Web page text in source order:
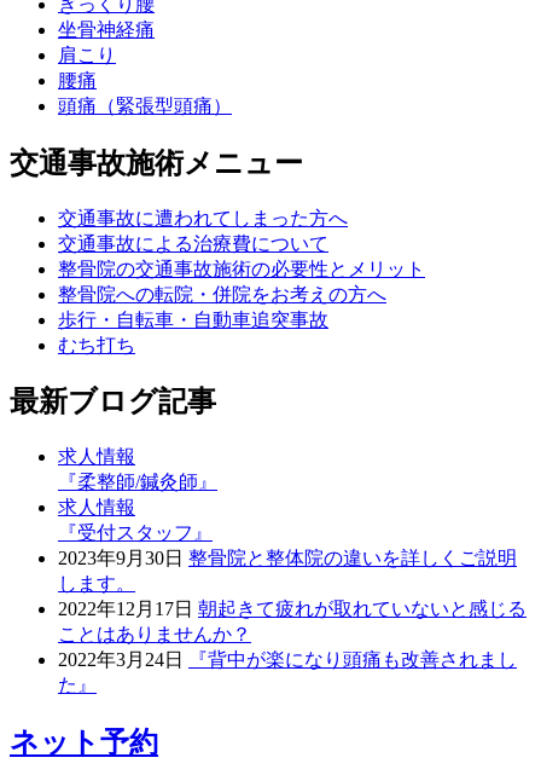
坐骨神経痛
肩こり
腰痛
頭痛（緊張型頭痛）
交通事故施術メニュー
交通事故に遭われてしまった方へ
交通事故による治療費について
整骨院の交通事故施術の必要性とメリット
整骨院への転院・併院をお考えの方へ
歩行・自転車・自動車追突事故
むち打ち
最新ブログ記事
求人情報
『柔整師/鍼灸師』
求人情報
『受付スタッフ』
2023年9月30日 整骨院と整体院の違いを詳しくご説明
します。
2022年12月17日 朝起きて疲れが取れていないと感じる
ことはありませんか？
2022年3月24日
『背中が楽になり頭痛も改善されまし
た』
ネット予約